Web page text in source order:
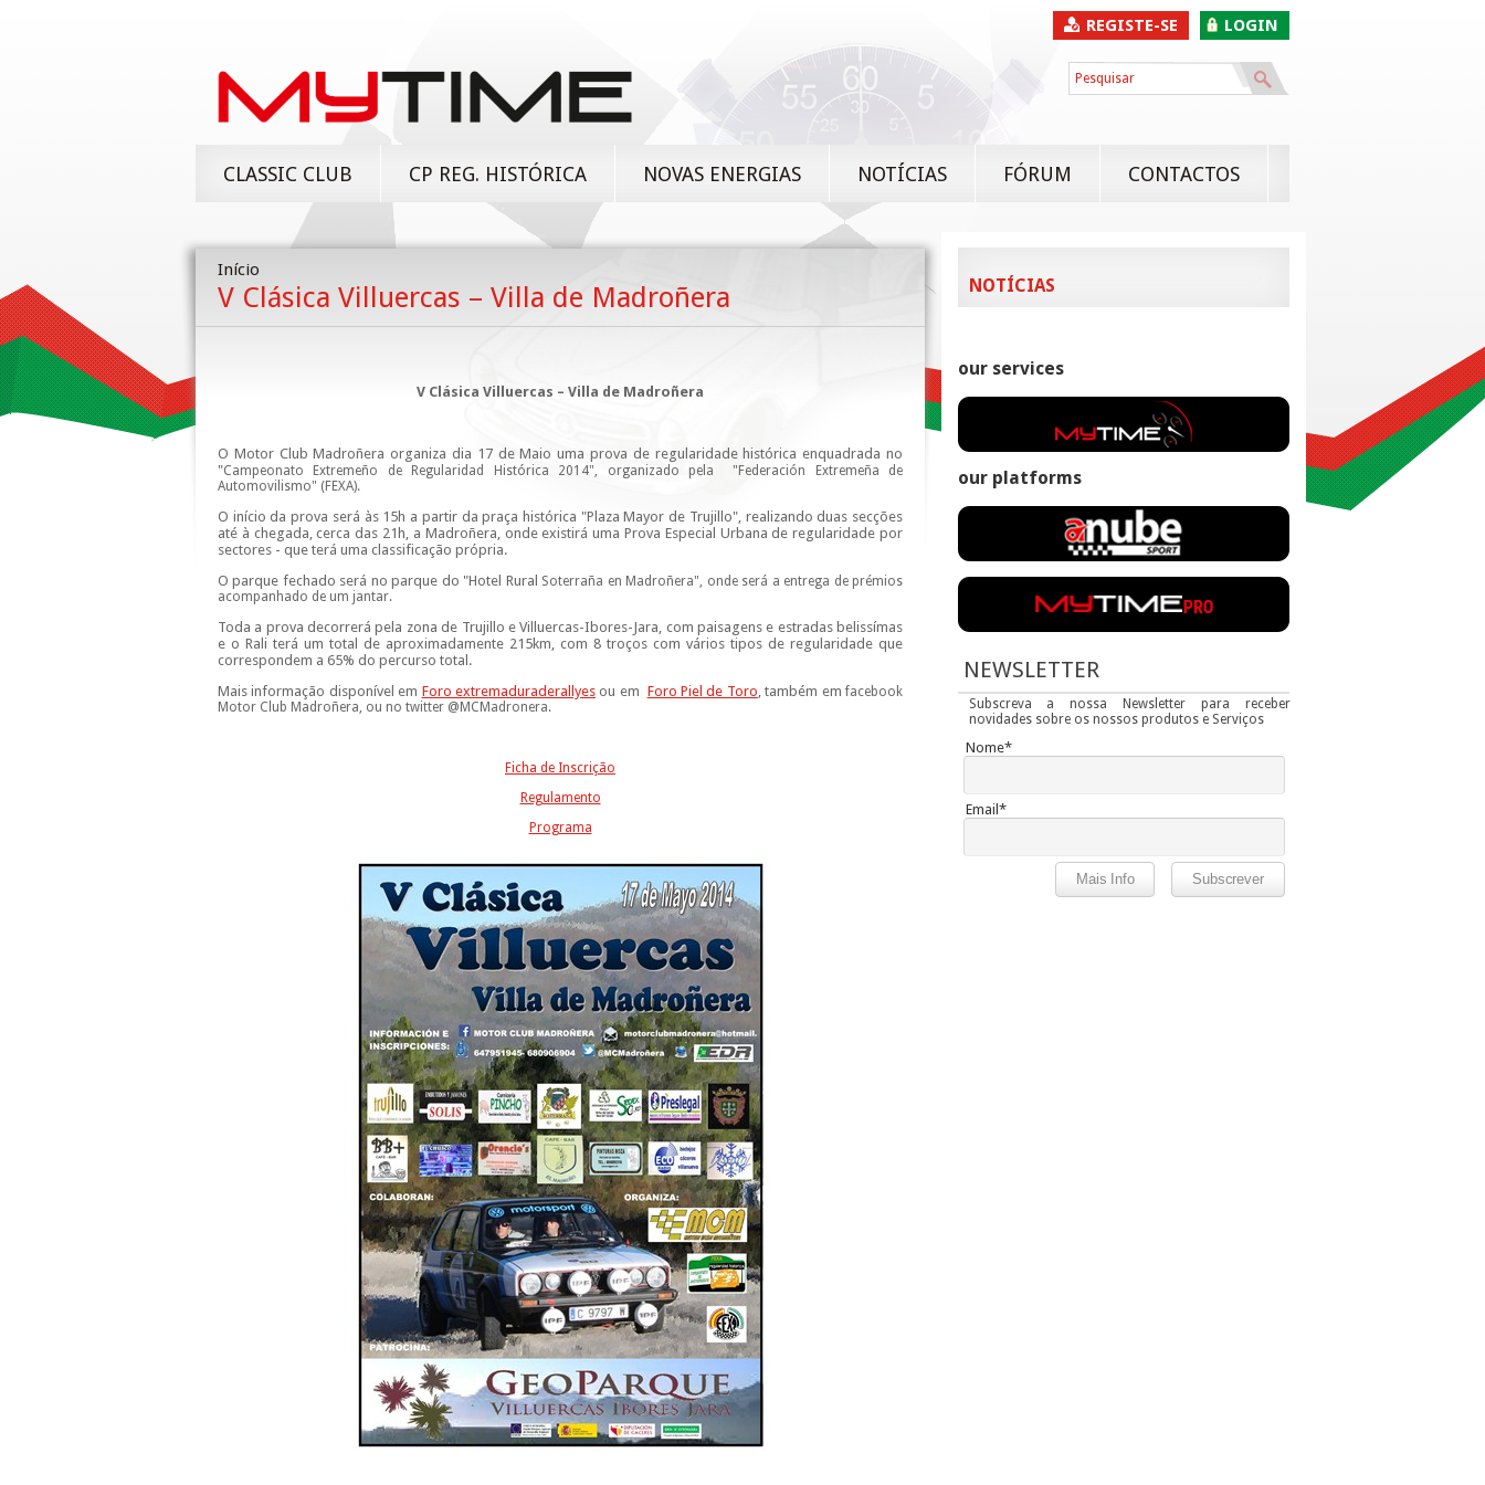
LOGIN
REGISTE-SE
CLASSIC CLUB CP REG. HISTÓRICA NOVAS ENERGIAS NOTÍCIAS FÓRUM CONTACTOS
Início
V Clásica Villuercas – Villa de Madroñera
V Clásica Villuercas – Villa de Madroñera
O Motor Club Madroñera organiza dia 17 de Maio uma prova de regularidade histórica enquadrada no
"Campeonato Extremeño de Regularidad Histórica 2014", organizado pela "Federación Extremeña de
Automovilismo" (FEXA).
O início da prova será às 15h a partir da praça histórica "Plaza Mayor de Trujillo", realizando duas secções
até à chegada, cerca das 21h, a Madroñera, onde existirá uma Prova Especial Urbana de regularidade por
sectores - que terá uma classificação própria.
O parque fechado será no parque do "Hotel Rural Soterraña en Madroñera", onde será a entrega de prémios
acompanhado de um jantar.
Toda a prova decorrerá pela zona de Trujillo e Villuercas-Ibores-Jara, com paisagens e estradas belissímas
e o Rali terá um total de aproximadamente 215km, com 8 troços com vários tipos de regularidade que
correspondem a 65% do percurso total.
Mais informação disponível em Foro extremaduraderallyes ou em Foro Piel de Toro, também emfacebook
Motor Club Madroñera, ou no twitter @MCMadronera.
Ficha de Inscrição
Regulamento
Programa
NOTÍCIAS
our services
our platforms
NEWSLETTER
Subscreva a nossa Newsletter para receber
novidades sobre os nossos produtos e Serviços
Nome*
Email*